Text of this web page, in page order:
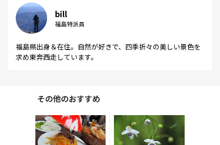
bill
福島特派員
福島県出身＆在住。自然が好きで、四季折々の美しい景色を
求め東奔西走しています。
その他のおすすめ